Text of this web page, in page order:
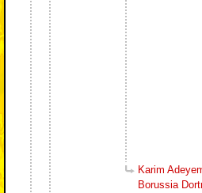
Karim
Borussia